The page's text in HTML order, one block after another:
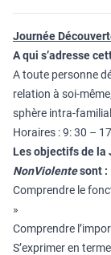
Journée
A qui s’adresse
A toute personne
relation à soi-
sphère intra-
Horaires : 9: 30 –
Les objectifs de la
NonViolentesont :
Comprendre le
»
Comprendre
S’exprimer en